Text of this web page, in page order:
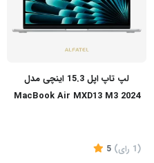
لپ تاپ اپل 15.3 اینچی مدل
MacBook Air MXD13 M3 2024
(1 رای)
5